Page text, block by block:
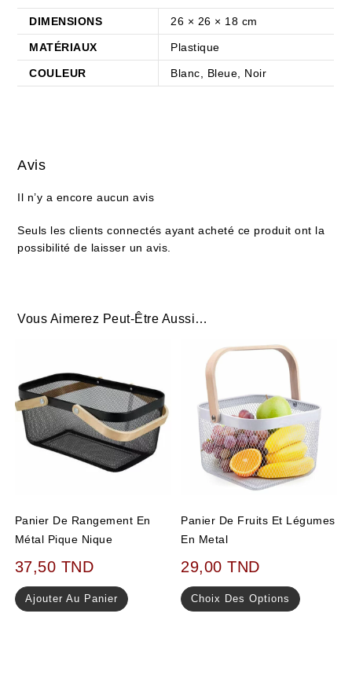
DIMENSIONS 26 × 26 × 18 cm
MATÉRIAUX Plastique
COULEUR Blanc, Bleue, Noir
Avis
Il n’y a encore aucun avis
Seuls les clients connectés ayant acheté ce produit ont la
possibilité de laisser un avis.
Vous Aimerez Peut-Être Aussi…
Panier De Rangement En
Métal Pique Nique
37,50 TND
Ajouter Au Panier
Panier De Fruits Et Légumes
En Metal
29,00TND
Choix Des Options